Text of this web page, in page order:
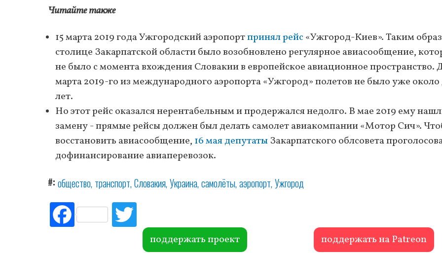
Читайте также
15 марта 2019 года Ужгородский аэропортпринял рейс«Ужгород-Киев». Таким
столице Закарпатской области было возобновлено регулярное авиасообщение,
не было с момента вхождения Словакии в европейское авиационное пространство.
марта 2019-го из международного аэропорта «Ужгород» полетов не было уже около
лет.
Но этот рейс оказался нерентабельным и продержался недолго. В мае 2019 ему
замену - прямые рейсы должен был делать самолет авиакомпании «Мотор Сич».
восстановить авиасообщение, 16 мая депутаты Закарпатского облсовета
дофинансирование авиаперевозок.
# общество транспорт Словакия Украина самолёты аэропорт Ужгород
Fac
ebo itte
r поддержать проект поддержать на Patreon